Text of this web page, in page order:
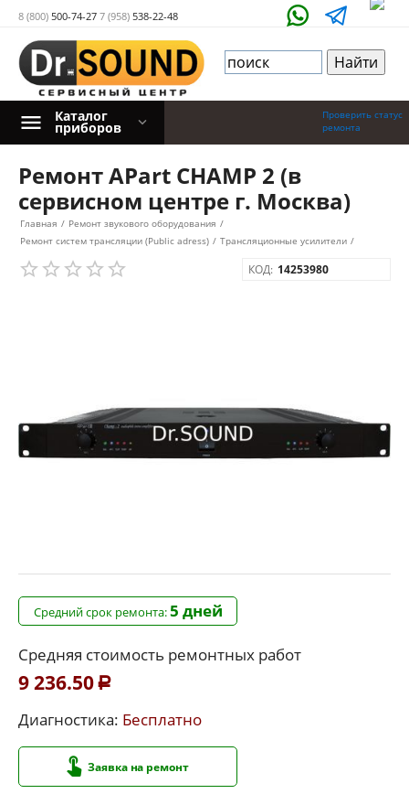
8 (800) 500-74-27 7 (958) 538-22-48
Проверить статус
ремонта
Каталог
приборов
Ремонт APart CHAMP 2 (в
сервисном центре г. Москва)
Главная / Ремонт звукового оборудования /
Ремонт систем трансляции (Public adress) / Трансляционные усилители /
КОД: 14253980
Средний срок ремонта:5 дней
Средняя стоимость ремонтных работ
9 236.50 Р
Диагностика: Бесплатно
Заявка на ремонт